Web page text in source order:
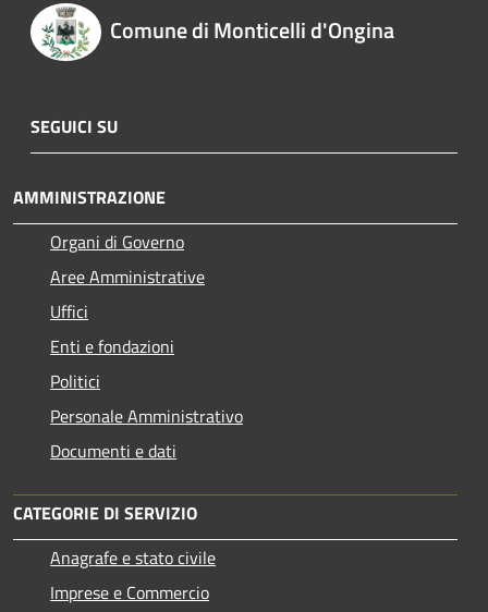
Comune di Monticelli d'Ongina
SEGUICI SU
AMMINISTRAZIONE
Organi di Governo
Aree Amministrative
Uffici
Enti e fondazioni
Politici
Personale Amministrativo
Documenti e dati
CATEGORIE DI SERVIZIO
Anagrafe e stato civile
Imprese e Commercio